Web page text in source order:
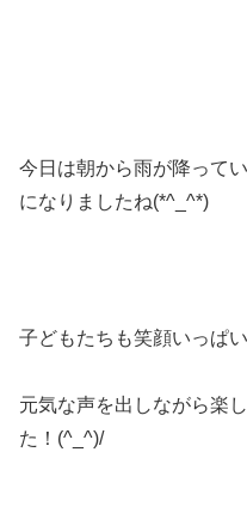
今日は朝から雨が降って
になりましたね(*^_^*)
子どもたちも笑顔いっぱ
元気な声を出しながら楽
た！(^_^)/